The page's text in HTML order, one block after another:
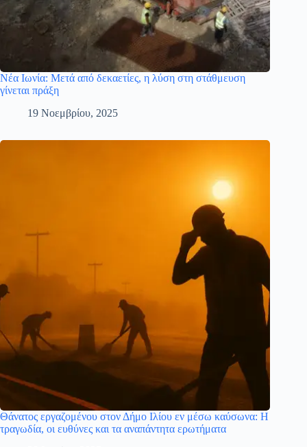
Νέα Ιωνία: Μετά από δεκαετίες, η λύση στη στάθμευση
γίνεται πράξη
19 Νοεμβρίου, 2025
Θάνατος εργαζομένου στον Δήμο Ιλίου εν μέσω καύσωνα: Η
τραγωδία, οι ευθύνες και τα αναπάντητα ερωτήματα